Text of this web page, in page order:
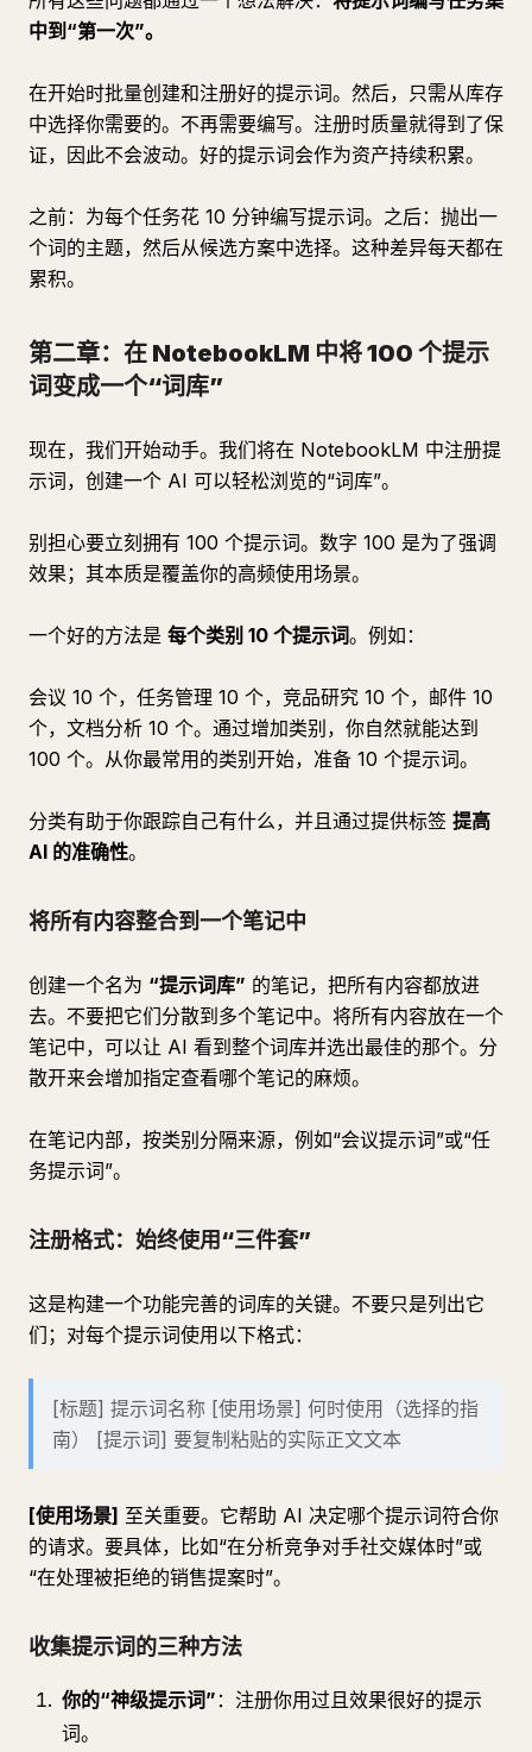
中到“第一次”。
在开始时批量创建和注册好的提示词。然后，只需从库存
中选择你需要的。不再需要编写。注册时质量就得到了保
证，因此不会波动。好的提示词会作为资产持续积累。
之前：为每个任务花 10 分钟编写提示词。之后：抛出一
个词的主题，然后从候选方案中选择。这种差异每天都在
累积。
第二章：在 NotebookLM 中将 100 个提示
词变成一个“词库”
现在，我们开始动手。我们将在 NotebookLM 中注册提
示词，创建一个 AI 可以轻松浏览的“词库”。
别担心要立刻拥有 100 个提示词。数字 100 是为了强调
效果；其本质是覆盖你的高频使用场景。
一个好的方法是 每个类别 10 个提示词。例如：
会议 10 个，任务管理 10 个，竞品研究 10 个，邮件 10
个，文档分析 10 个。通过增加类别，你自然就能达到
100 个。从你最常用的类别开始，准备 10 个提示词。
分类有助于你跟踪自己有什么，并且通过提供标签 提高
AI 的准确性。
将所有内容整合到一个笔记中
创建一个名为 “提示词库” 的笔记，把所有内容都放进
去。不要把它们分散到多个笔记中。将所有内容放在一个
笔记中，可以让 AI 看到整个词库并选出最佳的那个。分
散开来会增加指定查看哪个笔记的麻烦。
在笔记内部，按类别分隔来源，例如“会议提示词”或“任
务提示词”。
注册格式：始终使用“三件套”
这是构建一个功能完善的词库的关键。不要只是列出它
们；对每个提示词使用以下格式：
[标题] 提示词名称 [使用场景] 何时使用（选择的指
南） [提示词] 要复制粘贴的实际正文文本
[使用场景] 至关重要。它帮助 AI 决定哪个提示词符合你
的请求。要具体，比如“在分析竞争对手社交媒体时”或
“在处理被拒绝的销售提案时”。
收集提示词的三种方法
你的“神级提示词” ：注册你用过且效果很好的提示
词。